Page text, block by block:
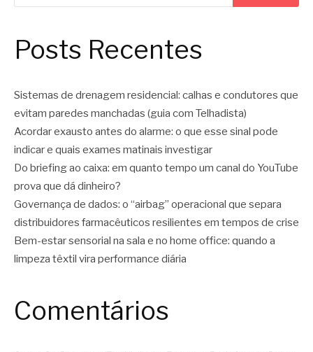
Posts Recentes
Sistemas de drenagem residencial: calhas e condutores que
evitam paredes manchadas (guia com Telhadista)
Acordar exausto antes do alarme: o que esse sinal pode
indicar e quais exames matinais investigar
Do briefing ao caixa: em quanto tempo um canal do YouTube
prova que dá dinheiro?
Governança de dados: o “airbag” operacional que separa
distribuidores farmacêuticos resilientes em tempos de crise
Bem-estar sensorial na sala e no home office: quando a
limpeza têxtil vira performance diária
Comentários